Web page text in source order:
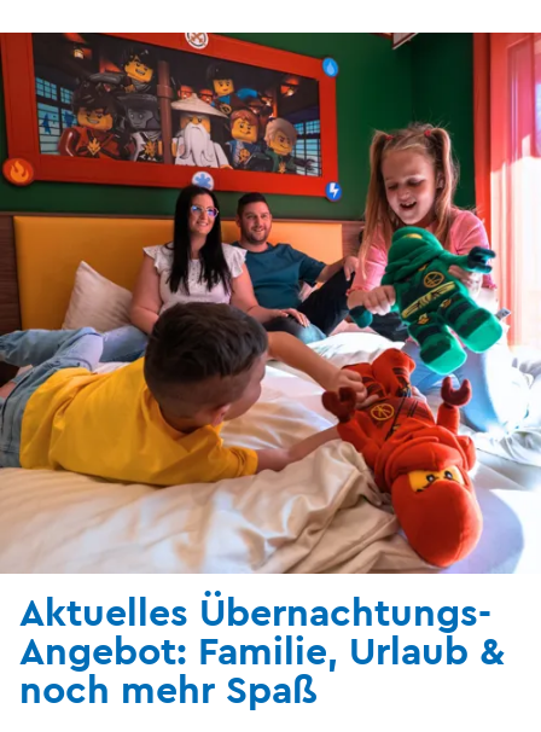
Aktuelles Übernachtungs-
Angebot: Familie, Urlaub &
noch mehr Spaß